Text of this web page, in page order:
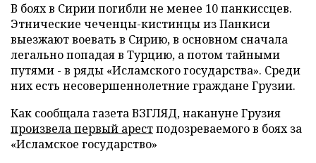
В боях в Сирии погибли не менее 10 панкиссцев.
Этнические чеченцы-кистинцы из Панкиси
выезжают воевать в Сирию, в основном сначала
легально попадая в Турцию, а потом тайными
путями - в ряды «Исламского государства». Среди
них есть несовершеннолетние граждане Грузии.
Как сообщала газета ВЗГЛЯД, накануне Грузия
произвела первый арестподозреваемого в боях за
«Исламское государство»